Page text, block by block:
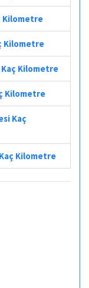
Kilometre
Kilometre
Kaç Kilometre
Kilometre
Kaç
Kilometre